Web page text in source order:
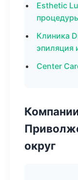
Esthetic
Клиника
эпиляция
Center
округ